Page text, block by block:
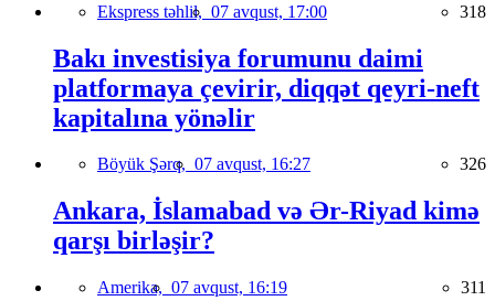
Ekspress təhlil, 07 avqust, 17:00 318
Bakı investisiya forumunu daimi
platformaya çevirir, diqqət qeyri-neft
kapitalına yönəlir
Böyük Şərq, 07 avqust, 16:27 326
Ankara, İslamabad və Ər-Riyad kimə
qarşı birləşir?
Amerika, 07 avqust, 16:19 311